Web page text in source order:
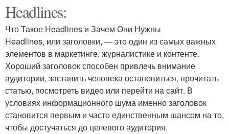
Headlines:
Что Такое Headlines и Зачем Они Нужны
Headlines, или заголовки, — это один из самых важных
элементов в маркетинге, журналистике и контенте.
Хороший заголовок способен привлечь внимание
аудитории, заставить человека остановиться, прочитать
статью, посмотреть видео или перейти на сайт. В
условиях информационного шума именно заголовок
становится первым и часто единственным шансом на то,
чтобы достучаться до целевого аудитория.